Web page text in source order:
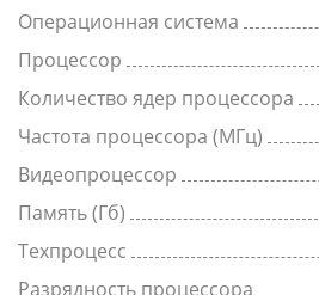
Операционная система
Процессор
Количество ядер процессора
Частота процессора (МГц)
Видеопроцессор
Память (Гб)
Техпроцесс
Разрядность процессора